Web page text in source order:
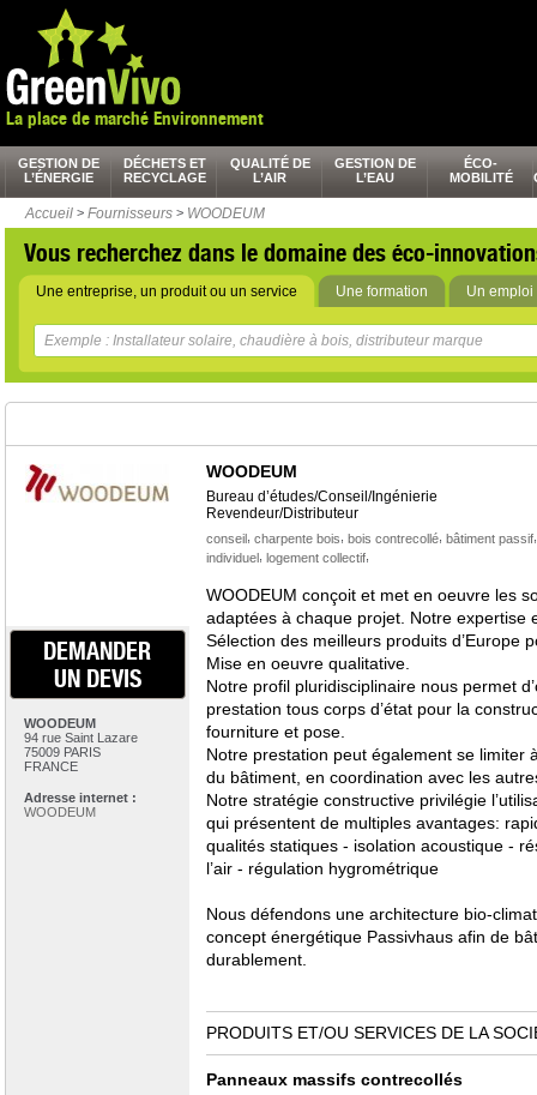
La place de marché Environnement
GESTION DE
L’ÉNERGIE
DÉCHETS ET
RECYCLAGE
QUALITÉ DE
L’AIR
GESTION DE
L’EAU
ÉCO-
MOBILITÉ
Accueil > Fournisseurs > WOODEUM
Vous recherchez dans le domaine des éco-
Une entreprise, un produit ou un service Une formation Un emploi
DEMANDER
UN DEVIS
WOODEUM
94 rue Saint Lazare
75009 PARIS
FRANCE
Adresse internet :
WOODEUM
WOODEUM
Bureau d’études/Conseil/Ingénierie
Revendeur/Distributeur
conseil, charpente bois bois contrecollé, bâtiment passif
individuel, logement collectif,
WOODEUM conçoit et met en oeuvre les
adaptées à chaque projet. Notre expertise
Sélection des meilleurs produits d’Europe
Mise en oeuvre qualitative.
Notre profil pluridisciplinaire nous permet
prestation tous corps d’état pour la
fourniture et pose.
Notre prestation peut également se limiter
du bâtiment, en coordination avec les
Notre stratégie constructive privilégie
qui présentent de multiples avantages:
qualités statiques - isolation acoustique -
l’air - régulation hygrométrique
Nous défendons une architecture bio-
concept énergétique Passivhaus afin de
durablement.
PRODUITS ET/OU SERVICES DE LA
Panneaux massifs contrecollés